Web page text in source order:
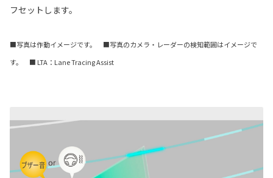
フセットします。
■写真は作動イメージです。 ■写真のカメラ・レーダーの検知範囲はイメージで
す。 ■ LTA：Lane Tracing Assist